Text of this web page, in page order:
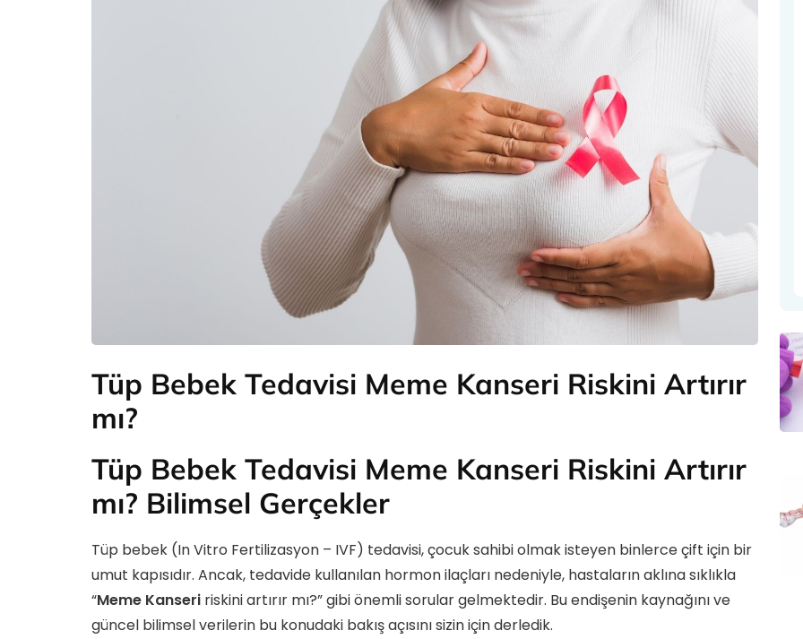
Tüp Bebek Tedavisi Meme Kanseri Riskini Artırır
mı?
Tüp Bebek Tedavisi Meme Kanseri Riskini Artırır
mı? Bilimsel Gerçekler
Tüp bebek (In Vitro Fertilizasyon – IVF) tedavisi, çocuk sahibi olmak isteyen binlerce çift için bir
umut kapısıdır. Ancak, tedavide kullanılan hormon ilaçları nedeniyle, hastaların aklına sıklıkla
“Meme Kanseri riskini artırır mı?” gibi önemli sorular gelmektedir. Bu endişenin kaynağını ve
güncel bilimsel verilerin bu konudaki bakış açısını sizin için derledik.